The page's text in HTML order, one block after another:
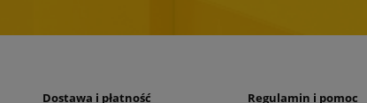
Dostawa i płatność Regulamin i pomoc